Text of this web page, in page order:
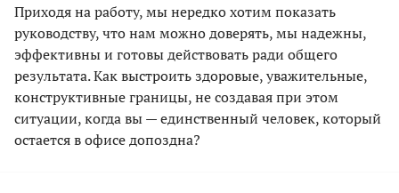
Приходя на работу, мы нередко хотим показать
руководству, что нам можно доверять, мы надежны,
эффективны и готовы действовать ради общего
результата. Как выстроить здоровые, уважительные,
конструктивные границы, не создавая при этом
ситуации, когда вы — единственный человек, который
остается в офисе допоздна?